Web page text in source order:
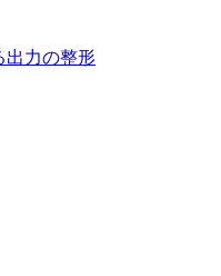
出力の整形